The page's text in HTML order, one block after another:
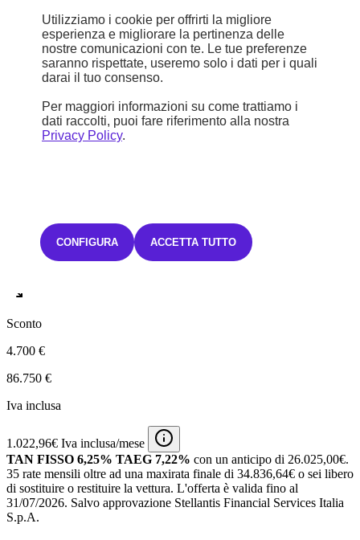
Wrangler 4xe Plug-In Hybrid
Sahara 2.0 4xe PHEV 380cv AT8
4xe Plug-in Hybrid
Automatico
10,6 l/100km
23 kWh/100km
42 km
Prezzo di listino
91.450 €
Sconto
4.700 €
86.750 €
Iva inclusa
1.022,96€ Iva inclusa/mese
TAN FISSO 6,25% TAEG 7,22% con un anticipo di 26.025,00€.
35 rate mensili oltre ad una maxirata finale di 34.836,64€ o sei libero
di sostituire o restituire la vettura. L'offerta è valida fino al
31/07/2026. Salvo approvazione Stellantis Financial Services Italia
S.p.A.
Utilizziamo i cookie per offrirti la migliore
esperienza e migliorare la pertinenza delle
nostre comunicazioni con te. Le tue preferenze
saranno rispettate, useremo solo i dati per i quali
darai il tuo consenso.
Per maggiori informazioni su come trattiamo i
dati raccolti, puoi fare riferimento alla nostra
Privacy Policy.
CONFIGURA ACCETTA TUTTO